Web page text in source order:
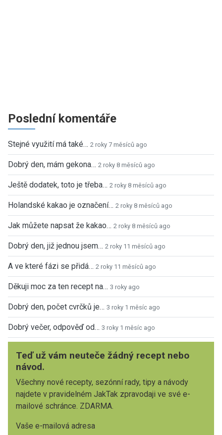
Poslední komentáře
Stejné využití má také… 2 roky 7 měsíců ago
Dobrý den, mám gekona… 2 roky 8 měsíců ago
Ještě dodatek, toto je třeba… 2 roky 8 měsíců ago
Holandské kakao je označení… 2 roky 8 měsíců ago
Jak můžete napsat že kakao… 2 roky 8 měsíců ago
Dobrý den, již jednou jsem… 2 roky 11 měsíců ago
A ve které fázi se přidá… 2 roky 11 měsíců ago
Děkuji moc za ten recept na… 3 roky ago
Dobrý den, počet cvrčků je… 3 roky 1 měsíc ago
Dobrý večer, odpověď od… 3 roky 1 měsíc ago
Teď už vám neuteče žádný recept nebo
návod.
Všechny nové recepty, sezónní rady, tipy a návody
najdete v pravidelném JakTak zpravodaji ve své e-
mailové schránce. ZDARMA.
Vaše e-mailová adresa